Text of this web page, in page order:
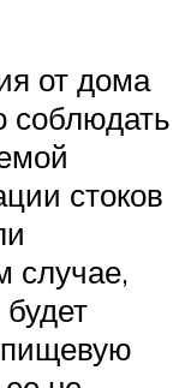
от дома
соблюдать
стоков
случае,
пищевую